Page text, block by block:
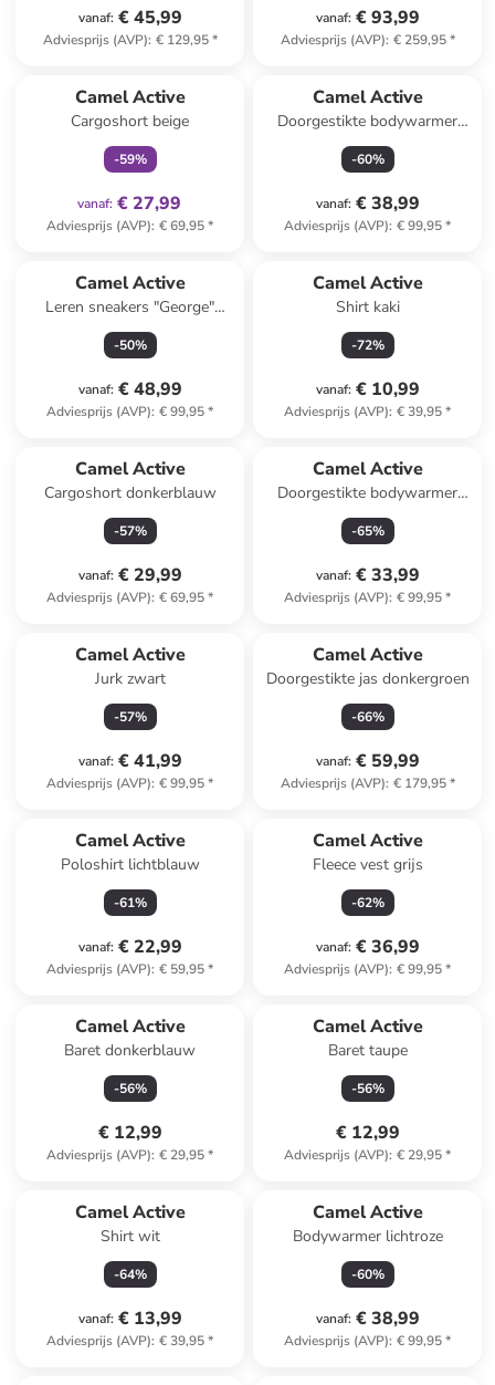
vanaf: € 45,99
Adviesprijs (AVP): € 129,95*
vanaf: € 93,99
Adviesprijs (AVP): € 259,95*
Camel Active
Cargoshort beige
-59%
vanaf: € 27,99
Adviesprijs (AVP): € 69,95*
Camel Active
Doorgestikte bodywarmer
wit/kaki
-60%
vanaf: € 38,99
Adviesprijs (AVP): € 99,95*
Camel Active
Leren sneakers "George"
taupe
-50%
vanaf: € 48,99
Adviesprijs (AVP): € 99,95*
Camel Active
Shirt kaki
-72%
vanaf: € 10,99
Adviesprijs (AVP): € 39,95*
Camel Active
Cargoshort donkerblauw
-57%
vanaf: € 29,99
Adviesprijs (AVP): € 69,95*
Camel Active
Doorgestikte bodywarmer
kaki
-65%
vanaf: € 33,99
Adviesprijs (AVP): € 99,95*
Camel Active
Jurk zwart
-57%
vanaf: € 41,99
Adviesprijs (AVP): € 99,95*
Camel Active
Doorgestikte jas donkergroen
-66%
vanaf: € 59,99
Adviesprijs (AVP): € 179,95*
Camel Active
Poloshirt lichtblauw
-61%
vanaf: € 22,99
Adviesprijs (AVP): € 59,95*
Camel Active
Fleece vest grijs
-62%
vanaf: € 36,99
Adviesprijs (AVP): € 99,95*
Camel Active
Baret donkerblauw
-56%
€ 12,99
Adviesprijs (AVP): € 29,95*
Camel Active
Baret taupe
-56%
€ 12,99
Adviesprijs (AVP): € 29,95*
Camel Active
Shirt wit
-64%
vanaf: € 13,99
Adviesprijs (AVP): € 39,95*
Camel Active
Bodywarmer lichtroze
-60%
vanaf: € 38,99
Adviesprijs (AVP): € 99,95*